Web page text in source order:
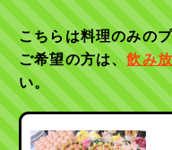
50名様以下
こちらは料理のみの
ご希望の方は、飲み
い。